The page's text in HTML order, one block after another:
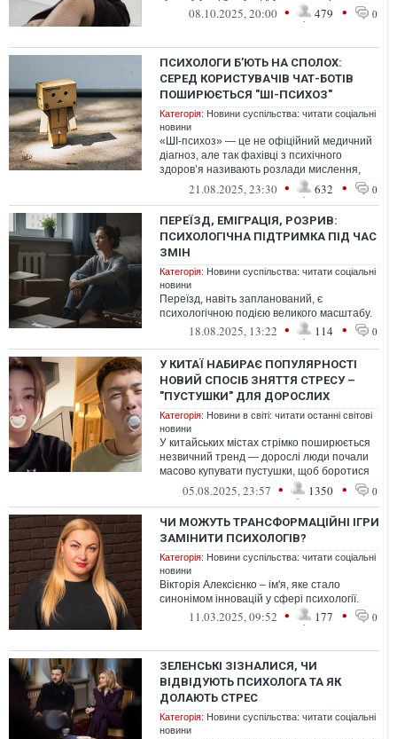
08.10.2025, 20:00 • 479 • 0
ПСИХОЛОГИ Б’ЮТЬ НА СПОЛОХ:
СЕРЕД КОРИСТУВАЧІВ ЧАТ-БОТІВ
ПОШИРЮЄТЬСЯ "ШІ-ПСИХОЗ"
Категорія: Новини суспільства: читати соціальні
новини
«ШІ-психоз» — це не офіційний медичний
діагноз, але так фахівці з психічного
здоров’я називають розлади мислення,
галюцинації та небезпечні ілюзії, що...
21.08.2025, 23:30 • 632 • 0
ПЕРЕЇЗД, ЕМІГРАЦІЯ, РОЗРИВ:
ПСИХОЛОГІЧНА ПІДТРИМКА ПІД ЧАС
ЗМІН
Категорія: Новини суспільства: читати соціальні
новини
Переїзд, навіть запланований, є
психологічною подією великого масштабу.
18.08.2025, 13:22 • 114 • 0
У КИТАЇ НАБИРАЄ ПОПУЛЯРНОСТІ
НОВИЙ СПОСІБ ЗНЯТТЯ СТРЕСУ –
"ПУСТУШКИ" ДЛЯ ДОРОСЛИХ
Категорія: Новини в світі: читати останні світові
новини
У китайських містах стрімко поширюється
незвичний тренд — дорослі люди почали
масово купувати пустушки, щоб боротися
зі стресом, тривожністю та навіть...
05.08.2025, 23:57 • 1350 • 0
ЧИ МОЖУТЬ ТРАНСФОРМАЦІЙНІ ІГРИ
ЗАМІНИТИ ПСИХОЛОГІВ?
Категорія: Новини суспільства: читати соціальні
новини
Вікторія Алексієнко – ім'я, яке стало
синонімом інновацій у сфері психології.
11.03.2025, 09:52 • 177 • 0
ЗЕЛЕНСЬКІ ЗІЗНАЛИСЯ, ЧИ
ВІДВІДУЮТЬ ПСИХОЛОГА ТА ЯК
ДОЛАЮТЬ СТРЕС
Категорія: Новини суспільства: читати соціальні
новини